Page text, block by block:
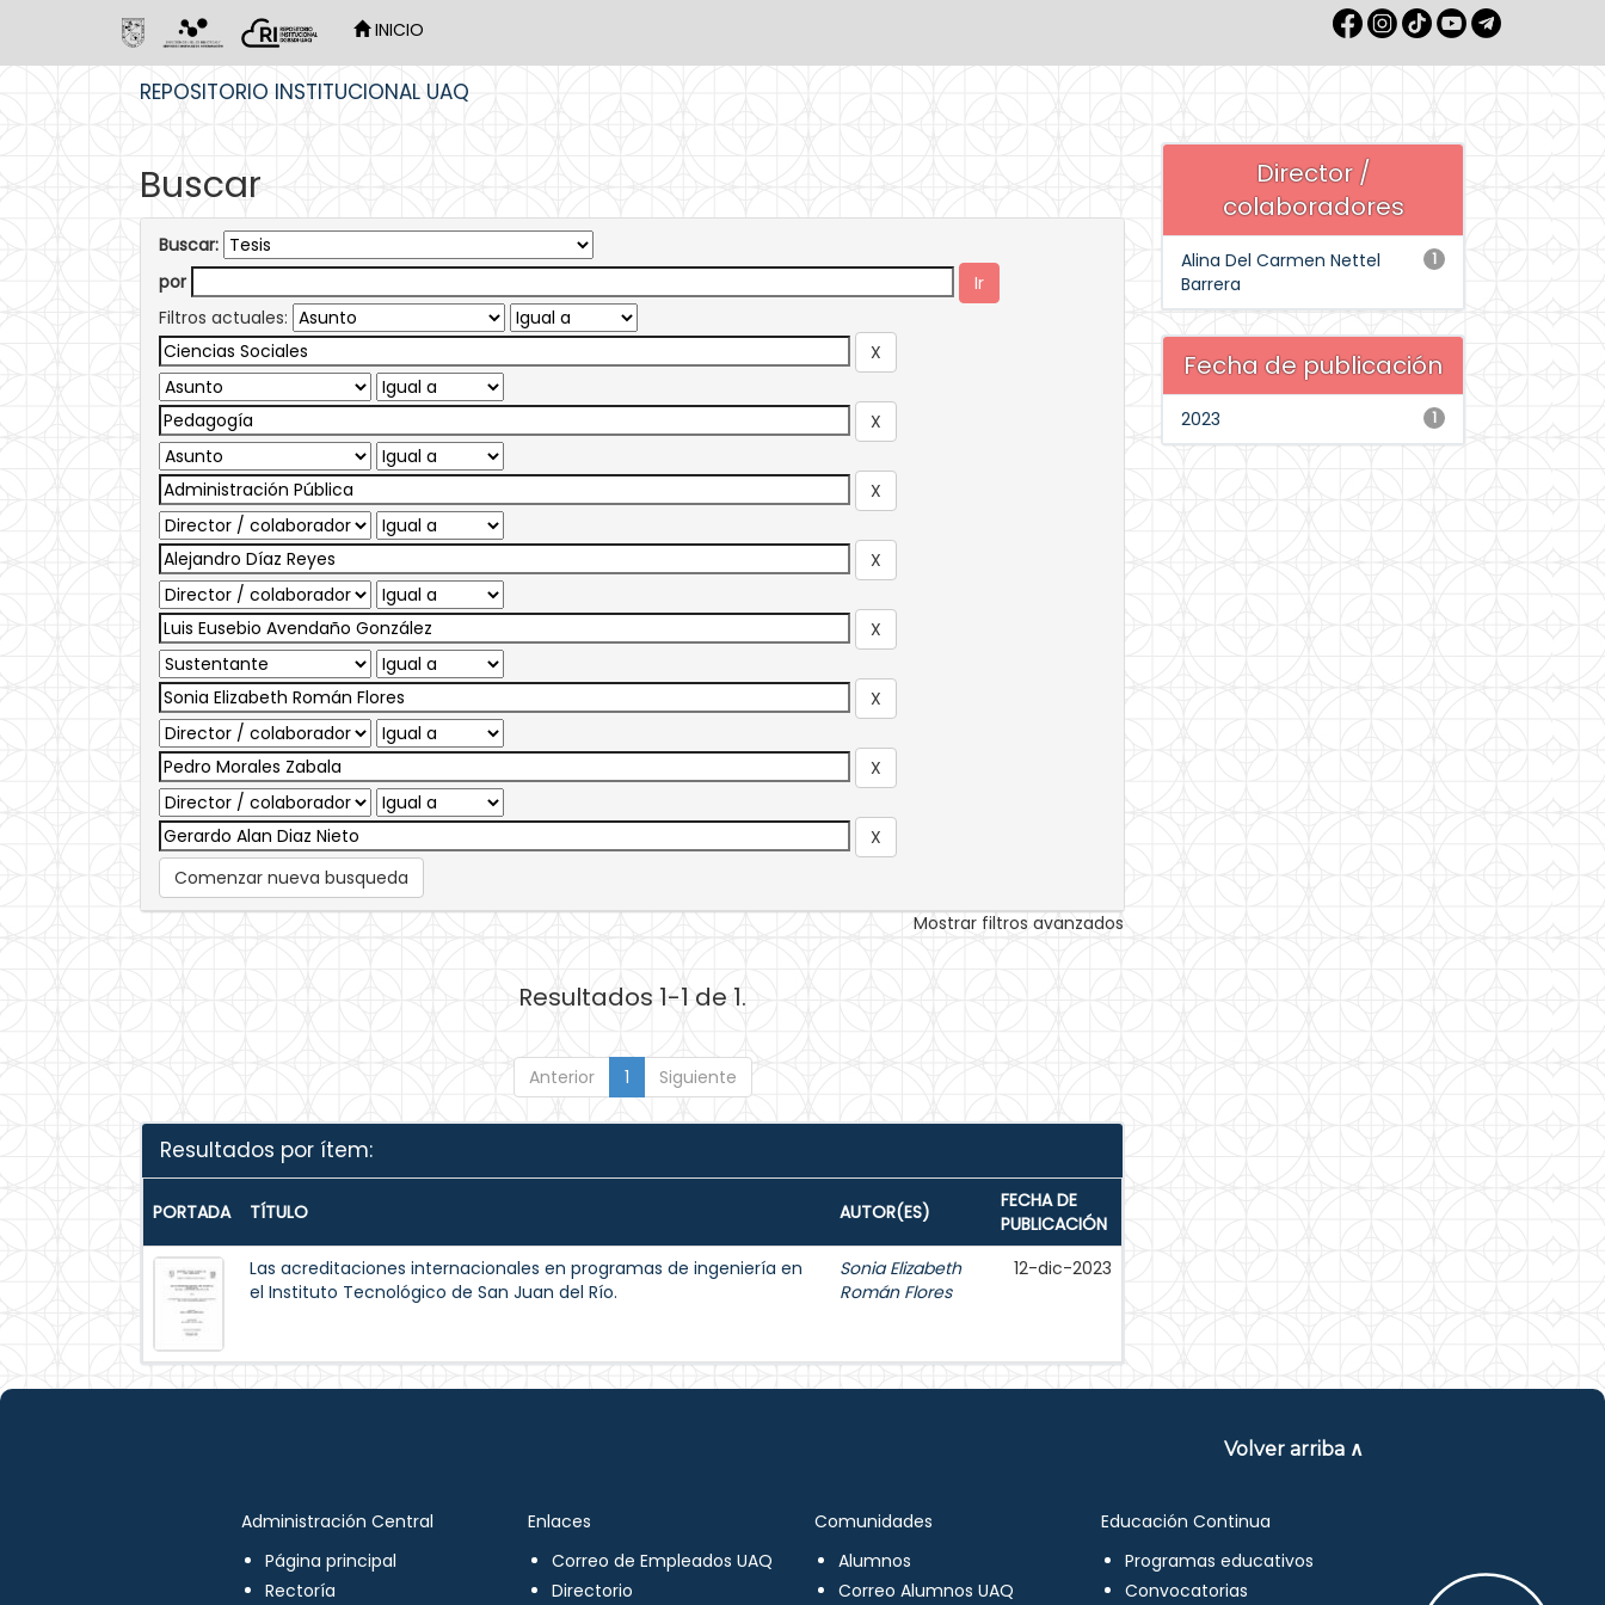
INICIO
REPOSITORIO INSTITUCIONAL UAQ
Buscar
Buscar:
por
Filtros actuales:
Comenzar nueva busqueda
Mostrar filtros avanzados
Resultados 1-1 de 1.
Anterior 1 Siguiente
Resultados por ítem:
PORTADA TÍTULO AUTOR(ES)
FECHA DE
PUBLICACIÓN
Las acreditaciones internacionales en programas de ingeniería en
el Instituto Tecnológico de San Juan del Río.
Sonia Elizabeth
Román Flores
12-dic-2023
Director /
colaboradores
1
Alina Del Carmen Nettel
Barrera
Fecha de publicación
1
2023
Volver arriba ∧
Administración Central
Página principal
Rectoría
Enlaces
Correo de Empleados UAQ
Directorio
Comunidades
Alumnos
Correo Alumnos UAQ
Educación Continua
Programas educativos
Convocatorias